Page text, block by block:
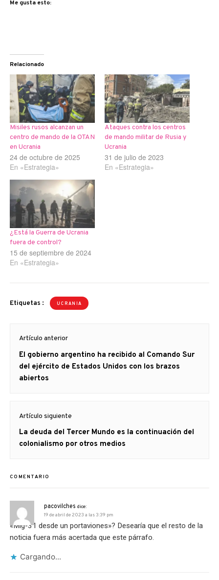
Me gusta esto:
Relacionado
Misiles rusos alcanzan un
centro de mando de la OTAN
en Ucrania
24 de octubre de 2025
En «Estrategia»
Ataques contra los centros
de mando militar de Rusia y
Ucrania
31 de julio de 2023
En «Estrategia»
¿Está la Guerra de Ucrania
fuera de control?
15 de septiembre de 2024
En «Estrategia»
Etiquetas : UCRANIA
de
entradas
Artículo anterior
Artículo
anterior
El gobierno argentino ha recibido al Comando Sur
del ejército de Estados Unidos con los brazos
abiertos
Artículo siguiente
Artículo
siguiente:
La deuda del Tercer Mundo es la continuación del
colonialismo por otros medios
COMENTARIO
pacovilches dice:
19 de abril de 2023 a las 3:39 pm
«Mig-31 desde un portaviones»? Desearía que el resto de la
noticia fuera más acertada que este párrafo.
Cargando...